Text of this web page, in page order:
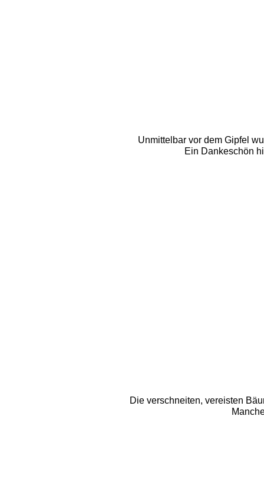
Unmittelbar vor dem Gipfel
Ein Dankeschön
Die verschneiten, vereisten